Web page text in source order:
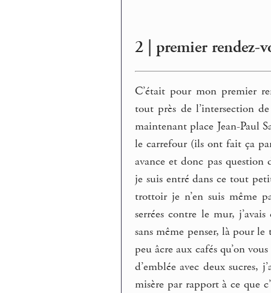
2 | premier
C’était pour mon premier
tout près de l’intersection
maintenant place Jean-Paul
le carrefour (ils ont fait ça
avance et donc pas question
je suis entré dans ce tout
trottoir je n’en suis même
serrées contre le mur,
sans même penser, là pour
peu âcre aux cafés qu’on
d’emblée avec deux sucres,
misère par rapport à ce que